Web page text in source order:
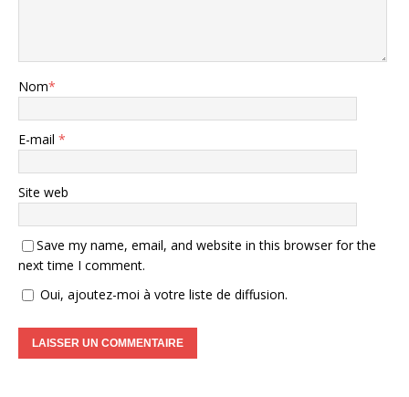
Nom*
E-mail *
Site web
Save my name, email, and website in this browser for the
next time I comment.
Oui, ajoutez-moi à votre liste de diffusion.